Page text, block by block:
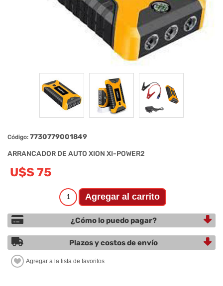
Código: 7730779001849
ARRANCADOR DE AUTO XION XI-POWER2
U$S 75
¿Cómo lo puedo pagar?
Plazos y costos de envío